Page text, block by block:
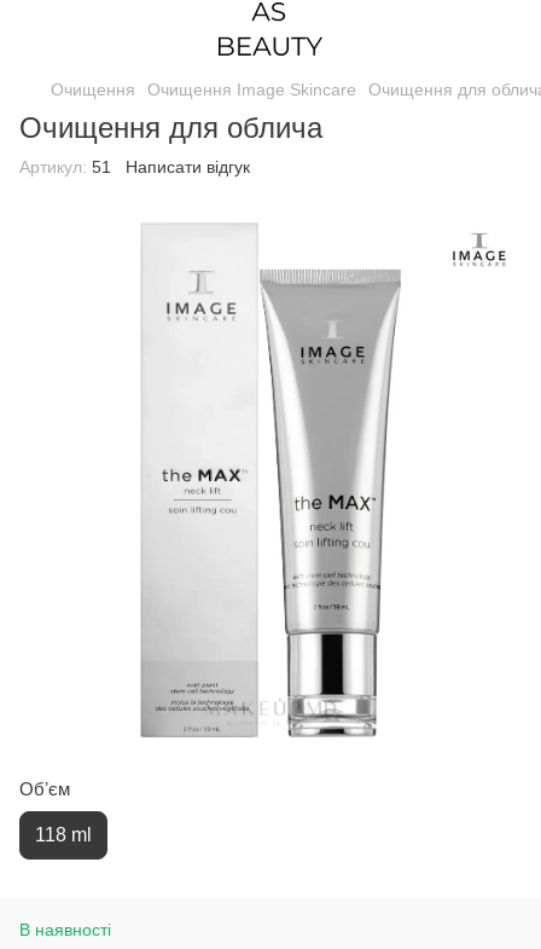
Очищення Очищення Image Skincare Очищення для
Очищення для облича
Артикул: 51 Написати відгук
Обʼєм
118 ml
В наявності